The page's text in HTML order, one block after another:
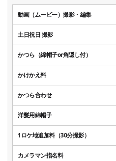
動画（ムービー）撮影・編集
土日祝日 撮影
かつら（綿帽子or角隠し付）
かけかえ料
かつら合わせ
洋髪用綿帽子
1ロケ地追加料（30分撮影）
カメラマン指名料